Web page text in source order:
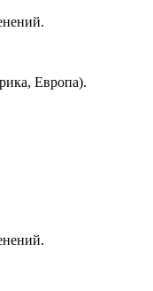
Европа).